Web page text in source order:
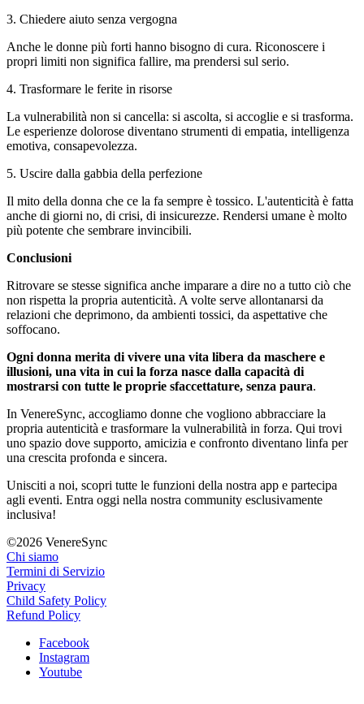
3. Chiedere aiuto senza vergogna
Anche le donne più forti hanno bisogno di cura. Riconoscere i
propri limiti non significa fallire, ma prendersi sul serio.
4. Trasformare le ferite in risorse
La vulnerabilità non si cancella: si ascolta, si accoglie e si trasforma.
Le esperienze dolorose diventano strumenti di empatia, intelligenza
emotiva, consapevolezza.
5. Uscire dalla gabbia della perfezione
Il mito della donna che ce la fa sempre è tossico. L'autenticità è fatta
anche di giorni no, di crisi, di insicurezze. Rendersi umane è molto
più potente che sembrare invincibili.
Conclusioni
Ritrovare se stesse significa anche imparare a dire no a tutto ciò che
non rispetta la propria autenticità. A volte serve allontanarsi da
relazioni che deprimono, da ambienti tossici, da aspettative che
soffocano.
Ogni donna merita di vivere una vita libera da maschere e
illusioni, una vita in cui la forza nasce dalla capacità di
mostrarsi con tutte le proprie sfaccettature, senza paura.
In VenereSync, accogliamo donne che vogliono abbracciare la
propria autenticità e trasformare la vulnerabilità in forza. Qui trovi
uno spazio dove supporto, amicizia e confronto diventano linfa per
una crescita profonda e sincera.
Unisciti a noi, scopri tutte le funzioni della nostra app e partecipa
agli eventi. Entra oggi nella nostra community esclusivamente
inclusiva!
©2026 VenereSync
Chi siamo
Termini di Servizio
Privacy
Child Safety Policy
Refund Policy
Facebook
Instagram
Youtube